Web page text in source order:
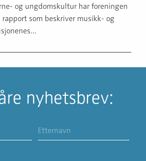
og ungdomskultur har foreningen
som beskriver musikk- og
nyhetsbrev: